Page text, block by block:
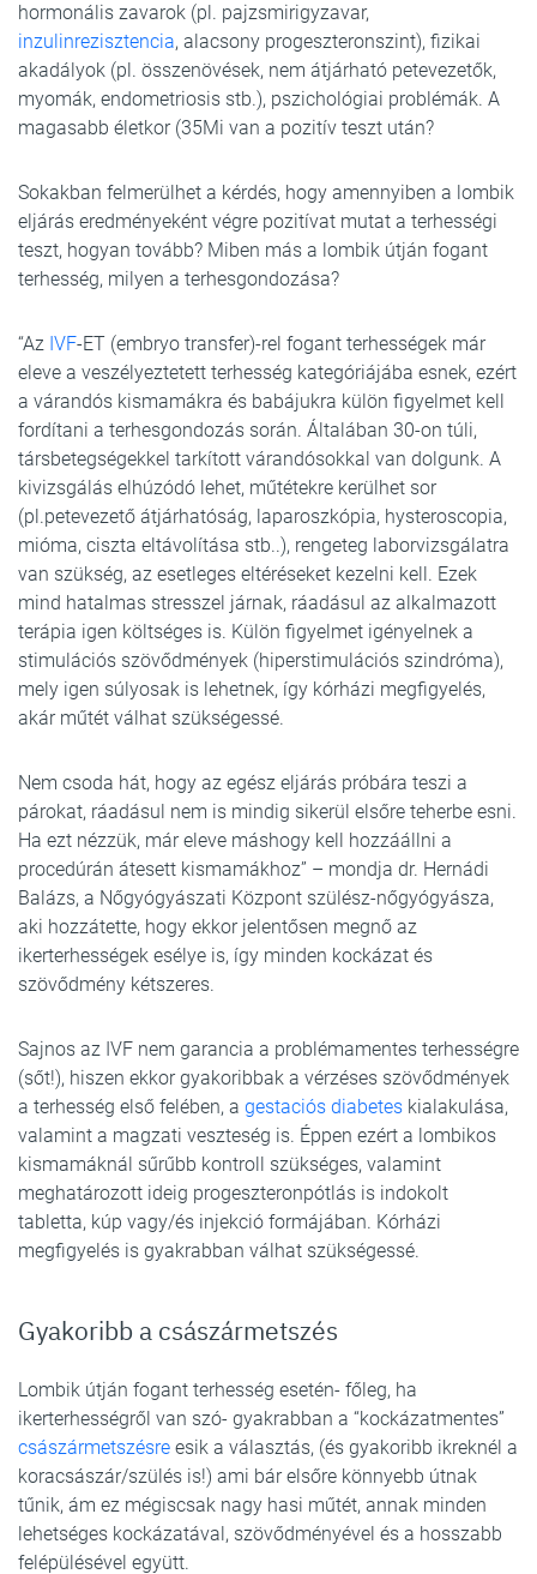
hormonális zavarok (pl. pajzsmirigyzavar,
inzulinrezisztencia, alacsony progeszteronszint), fizikai
akadályok (pl. összenövések, nem átjárható petevezetők,
myomák, endometriosis stb.), pszichológiai problémák. A
magasabb életkor (35Mi van a pozitív teszt után?
Sokakban felmerülhet a kérdés, hogy amennyiben a lombik
eljárás eredményeként végre pozitívat mutat a terhességi
teszt, hogyan tovább? Miben más a lombik útján fogant
terhesség, milyen a terhesgondozása?
“Az IVF-ET (embryo transfer)-rel fogant terhességek már
eleve a veszélyeztetett terhesség kategóriájába esnek, ezért
a várandós kismamákra és babájukra külön figyelmet kell
fordítani a terhesgondozás során. Általában 30-on túli,
társbetegségekkel tarkított várandósokkal van dolgunk. A
kivizsgálás elhúzódó lehet, műtétekre kerülhet sor
(pl.petevezető átjárhatóság, laparoszkópia, hysteroscopia,
mióma, ciszta eltávolítása stb..), rengeteg laborvizsgálatra
van szükség, az esetleges eltéréseket kezelni kell. Ezek
mind hatalmas stresszel járnak, ráadásul az alkalmazott
terápia igen költséges is. Külön figyelmet igényelnek a
stimulációs szövődmények (hiperstimulációs szindróma),
mely igen súlyosak is lehetnek, így kórházi megfigyelés,
akár műtét válhat szükségessé.
Nem csoda hát, hogy az egész eljárás próbára teszi a
párokat, ráadásul nem is mindig sikerül elsőre teherbe esni.
Ha ezt nézzük, már eleve máshogy kell hozzáállni a
procedúrán átesett kismamákhoz” – mondja dr. Hernádi
Balázs, a Nőgyógyászati Központ szülész-nőgyógyásza,
aki hozzátette, hogy ekkor jelentősen megnő az
ikerterhességek esélye is, így minden kockázat és
szövődmény kétszeres.
Sajnos az IVF nem garancia a problémamentes terhességre
(sőt!), hiszen ekkor gyakoribbak a vérzéses szövődmények
a terhesség első felében, a gestaciós diabetes kialakulása,
valamint a magzati veszteség is. Éppen ezért a lombikos
kismamáknál sűrűbb kontroll szükséges, valamint
meghatározott ideig progeszteronpótlás is indokolt
tabletta, kúp vagy/és injekció formájában. Kórházi
megfigyelés is gyakrabban válhat szükségessé.
Gyakoribb a császármetszés
Lombik útján fogant terhesség esetén- főleg, ha
ikerterhességről van szó- gyakrabban a “kockázatmentes”
császármetszésre esik a választás, (és gyakoribb ikreknél a
koracsászár/szülés is!) ami bár elsőre könnyebb útnak
tűnik, ám ez mégiscsak nagy hasi műtét, annak minden
lehetséges kockázatával, szövődményével és a hosszabb
felépülésével együtt.